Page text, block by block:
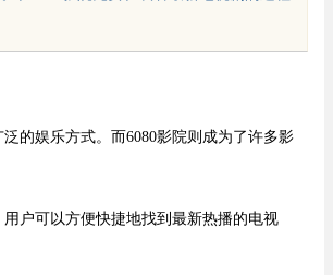
的娱乐方式。而6080影院则成为了许多影
户可以方便快捷地找到最新热播的电视